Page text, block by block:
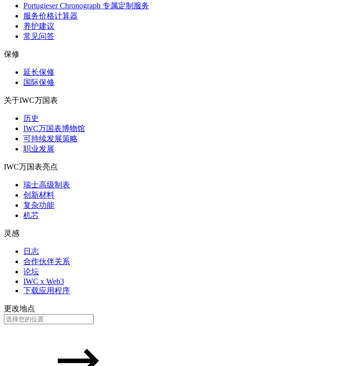
Portugieser Chronograph 专属定制服务
服务价格计算器
养护建议
常见问答
保修
延长保修
国际保修
关于IWC万国表
历史
IWC万国表博物馆
可持续发展策略
职业发展
IWC万国表亮点
瑞士高级制表
创新材料
复杂功能
机芯
灵感
日志
合作伙伴关系
论坛
IWC x Web3
下载应用程序
更改地点